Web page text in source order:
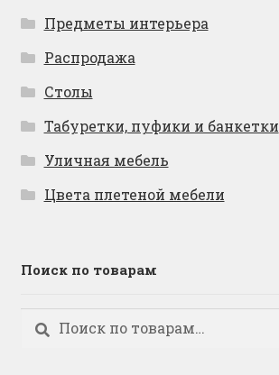
Предметы интерьера
Распродажа
Столы
Табуретки, пуфики и банкетки
Уличная мебель
Цвета плетеной мебели
Поиск по товарам
Искать:
Поиск